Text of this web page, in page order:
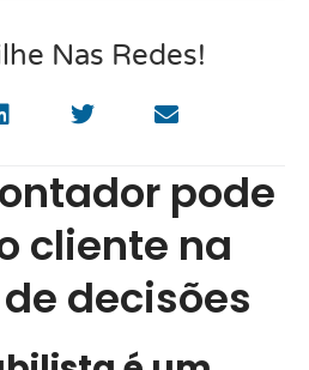
Nas Redes!
pode
cliente na
decisões